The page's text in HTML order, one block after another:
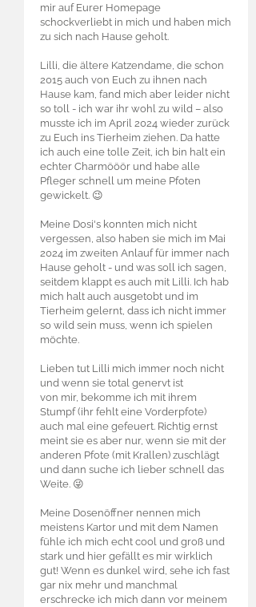
mir auf Eurer Homepage
schockverliebt in mich und haben mich
zu sich nach Hause geholt.
Lilli, die ältere Katzendame, die schon
2015 auch von Euch zu ihnen nach
Hause kam, fand mich aber leider nicht
so toll - ich war ihr wohl zu wild – also
musste ich im April 2024 wieder zurück
zu Euch ins Tierheim ziehen. Da hatte
ich auch eine tolle Zeit, ich bin halt ein
echter Charmööör und habe alle
Pfleger schnell um meine Pfoten
gewickelt. 😉
Meine Dosi's konnten mich nicht
vergessen, also haben sie mich im Mai
2024 im zweiten Anlauf für immer nach
Hause geholt - und was soll ich sagen,
seitdem klappt es auch mit Lilli. Ich hab
mich halt auch ausgetobt und im
Tierheim gelernt, dass ich nicht immer
so wild sein muss, wenn ich spielen
möchte.
Lieben tut Lilli mich immer noch nicht
und wenn sie total genervt ist
von mir, bekomme ich mit ihrem
Stumpf (ihr fehlt eine Vorderpfote)
auch mal eine gefeuert. Richtig ernst
meint sie es aber nur, wenn sie mit der
anderen Pfote (mit Krallen) zuschlägt
und dann suche ich lieber schnell das
Weite. 😜
Meine Dosenöffner nennen mich
meistens Kartor und mit dem Namen
fühle ich mich echt cool und groß und
stark und hier gefällt es mir wirklich
gut! Wenn es dunkel wird, sehe ich fast
gar nix mehr und manchmal
erschrecke ich mich dann vor meinem